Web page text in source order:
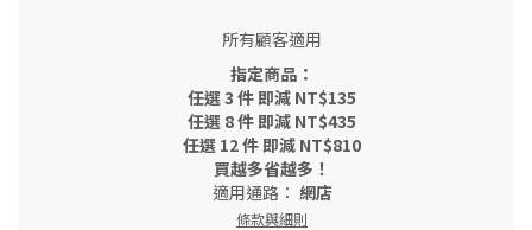
所有顧客適用
指定商品：
任選 3 件 即減 NT$135
任選 8 件 即減 NT$435
任選 12 件 即減 NT$810
買越多省越多！
適用通路： 網店
條款與細則